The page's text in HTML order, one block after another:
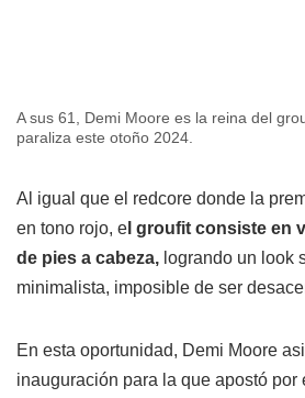
A sus 61, Demi Moore es la reina del
paraliza este otoño 2024.
Al igual que el redcore donde la
en tono rojo, e l groufit consiste en
de pies a cabeza, logrando un look
minimalista, imposible de ser
En esta oportunidad, Demi Moore
inauguración para la que apostó por